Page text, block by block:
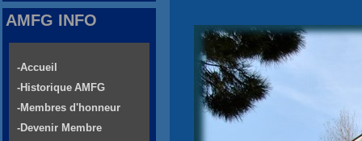
AMFG INFO
-Accueil
-Historique AMFG
-Membres d'honneur
-Devenir Membre